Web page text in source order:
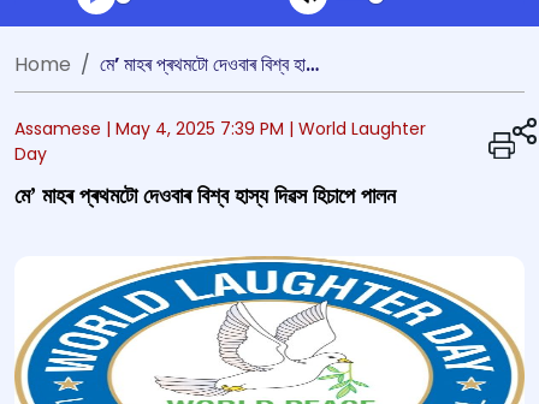
Transcript summary
খেলা অডিঅ' সন্ধ্যার খবর
Home মে’ মাহৰ প্ৰথমটো দেওবাৰ বিশ্ব হাস্য দিৱস হিচাপে পালন
Assamese | May 4, 2025 7:39 PM | World Laughter
Day
মে’ মাহৰ প্ৰথমটো দেওবাৰ বিশ্ব হাস্য দিৱস হিচাপে পালন